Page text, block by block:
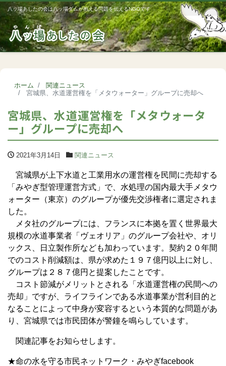
八ッ場あしたの会は八ッ場ダムが抱える問題を伝えるNGOです
ホーム
関連ニュース
宮城県、水道運営権を「メタウォーター」グループに売却へ
宮城県、水道運営権を「メタウォータ
ー」グループに売却へ
2021年3月14日 関連ニュース
宮城県が上下水道と工業用水の運営権を民間に売却する
「みやぎ型管理運営方式」で、水処理の国内最大手メタウ
ォーター（東京）のグループが優先交渉権者に選定されま
した。
メタ社のグループには、フランスに本拠を置く世界最大
規模の水道事業者「ヴェオリア」のグループ会社や、オリ
ックス、日立製作所なども加わっています。契約２０年間
でのコスト削減額は、県が求めた１９７億円以上に対し、
グループは２８７億円と提案したことです。
コスト節減がメリットとされる「水道運営権の民間への
売却」ですが、ライフラインである水道事業が営利目的と
なることによって中身が変容するという本質的な問題があ
り、宮城県では市民団体が警鐘を鳴らしています。
関連記事をお知らせします。
★命の水を守る市民ネットワーク・みやぎfacebook